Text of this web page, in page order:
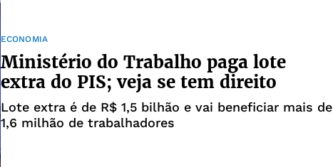
ECONOMIA
Ministério do Trabalho paga lote
extra do PIS; veja se tem direito
Lote extra é de R$ 1,5 bilhão e vai beneficiar mais de
1,6 milhão de trabalhadores